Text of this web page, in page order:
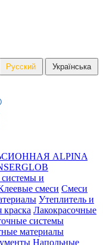
Русский Українська
ALPINA
и
смеси Смеси
Утеплитель и
Лакокрасочные
системы
материалы
Напольные